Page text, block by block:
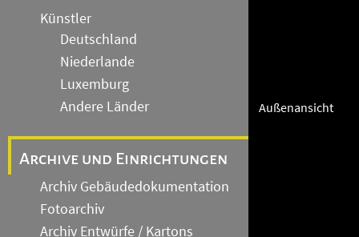
Künstler
Deutschland
Niederlande
Luxemburg
Andere Länder
Archive und Einrichtungen
Archiv Gebäudedokumentation
Fotoarchiv
Archiv Entwürfe / Kartons
Außenansicht